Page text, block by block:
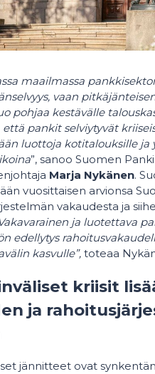
maailmassa
vaan
pohjaa kestävälle
että pankit selviytyvät
luottoja kotitalouksille ja
”, sanoo Suomen
Marja Nykänen.
vuosittaisen arvionsa
vakaudesta ja
ja luotettava
edellytys
kasvulle”, toteaa
kriisit
ja
jännitteet ovat